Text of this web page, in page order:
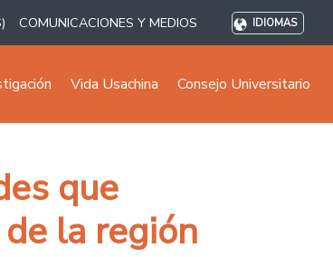
COMUNICACIONES Y MEDIOS IDIOMAS
Vida Usachina Consejo Universitario
que
la región